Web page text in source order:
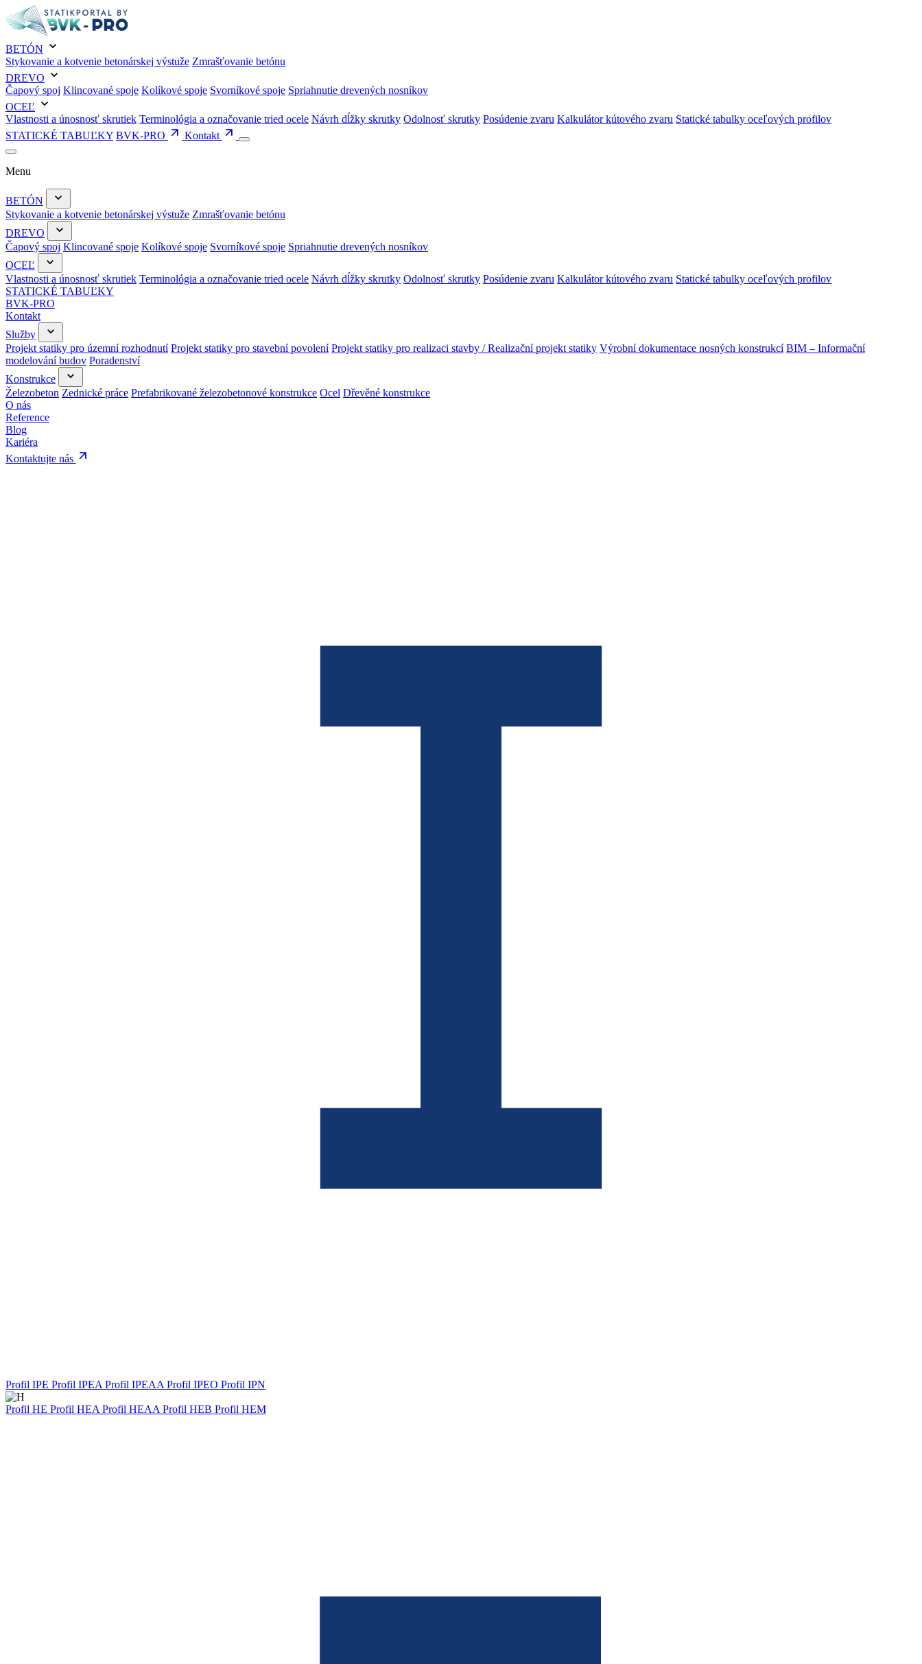
BETÓN
Stykovanie a kotvenie betonárskej výstuže Zmrašťovanie betónu
DREVO
Čapový spoj Klincované spoje Kolíkové spoje Svorníkové spoje Spriahnutie drevených nosníkov
OCEĽ
Vlastnosti a únosnosť skrutiek Terminológia a označovanie tried ocele Návrh dĺžky skrutky Odolnosť skrutky Posúdenie zvaru Kalkulátor kútového zvaru Statické tabulky oceľových profilov
STATICKÉ TABUĽKY BVK-PRO Kontakt
Menu
BETÓN
Stykovanie a kotvenie betonárskej výstuže Zmrašťovanie betónu
DREVO
Čapový spoj Klincované spoje Kolíkové spoje Svorníkové spoje Spriahnutie drevených nosníkov
OCEĽ
Vlastnosti a únosnosť skrutiek Terminológia a označovanie tried ocele Návrh dĺžky skrutky Odolnosť skrutky Posúdenie zvaru Kalkulátor kútového zvaru Statické tabulky oceľových profilov
STATICKÉ TABUĽKY
BVK-PRO
Kontakt
Služby
Projekt statiky pro územní rozhodnutí Projekt statiky pro stavební povolení Projekt statiky pro realizaci stavby / Realizační projekt statiky Výrobní dokumentace nosných konstrukcí BIM – Informační
modelování budov Poradenství
Konstrukce
Železobeton Zednické práce Prefabrikované železobetonové konstrukce Ocel Dřevěné konstrukce
O nás
Reference
Blog
Kariéra
Kontaktujte nás
Profil IPE Profil IPEA Profil IPEAA Profil IPEO Profil IPN
Profil HE Profil HEA Profil HEAA Profil HEB Profil HEM